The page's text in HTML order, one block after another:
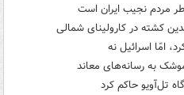
مردم نجیب ایران است
کشته در کارولینای شمالی
امّا اسرائیل نه
به رسانه‌های معاند
تل‌آویو حاکم کرد